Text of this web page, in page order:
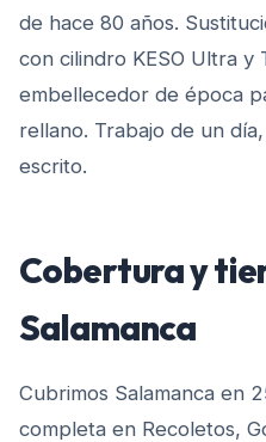
de hace 80 años.
con cilindro KESO Ultra y
embellecedor de época
rellano. Trabajo de un
escrito.
Cobertura y
Salamanca
Cubrimos Salamanca en
completa en Recoletos,